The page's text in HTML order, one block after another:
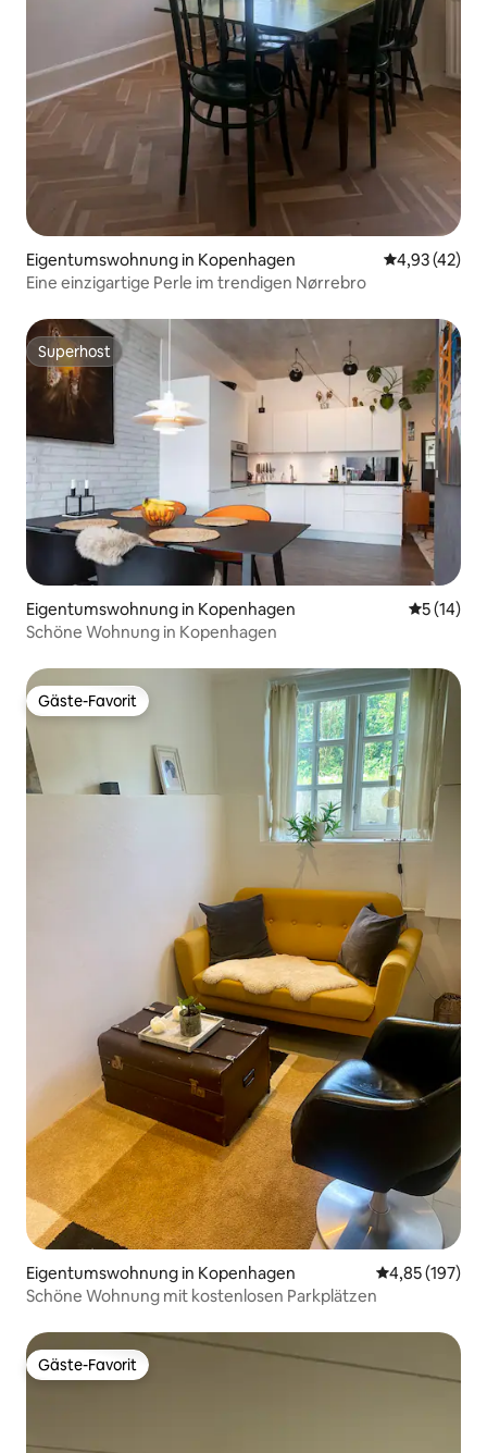
Eigentumswohnung in Kopenhagen
4,93 (42)
Eine einzigartige Perle im trendigen Nørrebro
Superhost
Superhost
Eigentumswohnung in Kopenhagen
5 (14)
Schöne Wohnung in Kopenhagen
Gäste-Favorit
Gäste-Favorit
Eigentumswohnung in Kopenhagen
4,85 (197)
Schöne Wohnung mit kostenlosen Parkplätzen
Gäste-Favorit
Gäste-Favorit